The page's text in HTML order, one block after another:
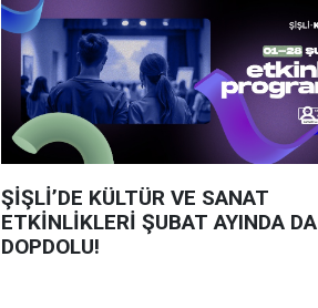
ŞİŞLİ’DE KÜLTÜR VE SANAT
ETKİNLİKLERİ ŞUBAT AYINDA DA
DOPDOLU!